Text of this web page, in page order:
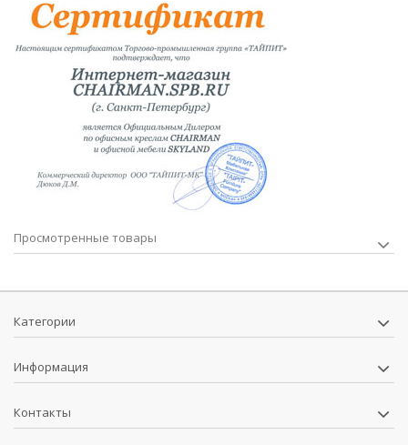
Просмотренные товары
Категории
Информация
Контакты